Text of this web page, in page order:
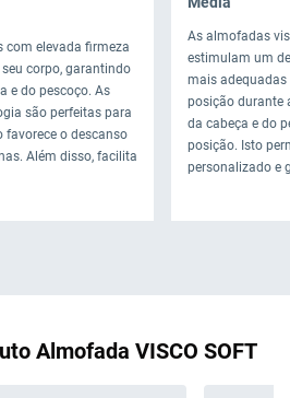
com elevada firmeza
corpo, garantindo
e do pescoço. As
são perfeitas para
favorece o descanso
Além disso, facilita
As almofadas
estimulam um
mais adequadas
posição durante
da cabeça e do
posição. Isto
personalizado e
Almofada VISCO SOFT